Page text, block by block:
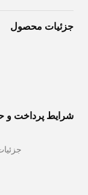
جزئیات محصول
شرایط پرداخت و